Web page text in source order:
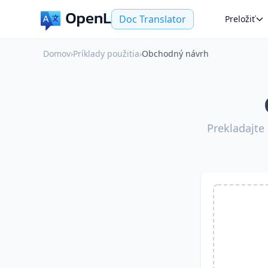
Doc Translator Preložiť
Domov›Príklady použitia›Obchodný návrh